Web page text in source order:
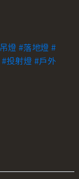
燈 #落地燈 #
#投射燈 #戶外